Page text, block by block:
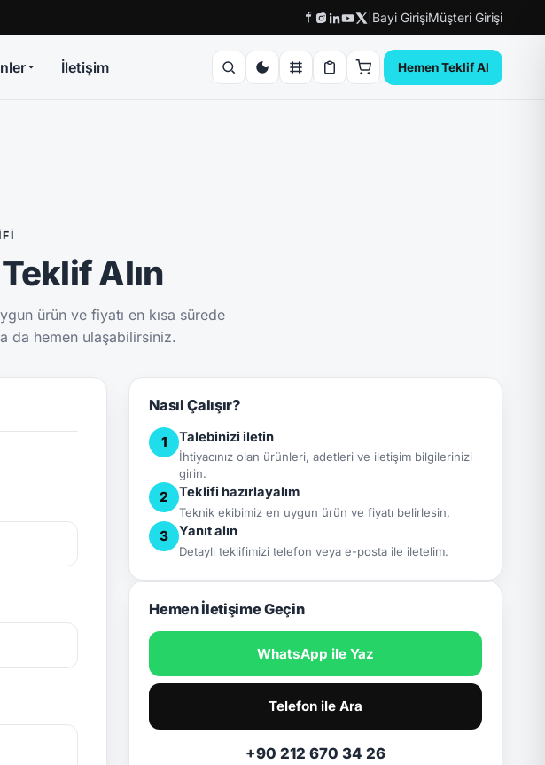
Bayi GirişiMüşteri Girişi
İletişim Hemen Teklif Al
Alın
ürün ve fiyatı en kısa sürede
da hemen ulaşabilirsiniz.
Nasıl Çalışır?
1 Talebinizi iletin
İhtiyacınız olan ürünleri, adetleri ve iletişim bilgilerinizi
girin.
2 Teklifi hazırlayalım
Teknik ekibimiz en uygun ürün ve fiyatı belirlesin.
3 Yanıt alın
Detaylı teklifimizi telefon veya e-posta ile iletelim.
Hemen İletişime Geçin
WhatsApp ile Yaz
Telefon ile Ara
+90 212 670 34 26